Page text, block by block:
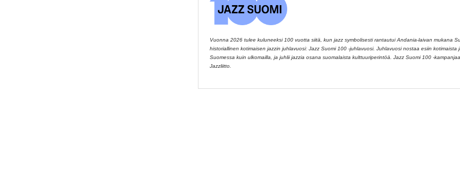
Vuonna 2026 tulee kuluneeksi 100 vuotta siitä, kun jazz symbolisesti rantautui Andania-laivan mukana
historiallinen kotimaisen jazzin juhlavuosi: Jazz Suomi 100 -juhlavuosi. Juhlavuosi nostaa esiin kotimaista
Suomessa kuin ulkomailla, ja juhlii jazzia osana suomalaista kulttuuriperintöä. Jazz Suomi 100 -
Jazzliitto.